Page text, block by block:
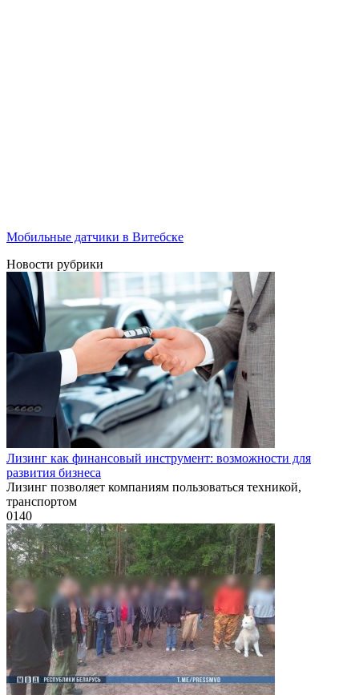
Мобильные датчики в Витебске
Новости рубрики
Лизинг как финансовый инструмент: возможности для
развития бизнеса
Лизинг позволяет компаниям пользоваться техникой,
транспортом
0140